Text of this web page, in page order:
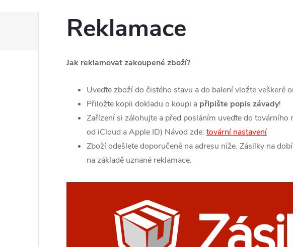
Reklamace
Jak reklamovat zakoupené zboží?
Uveďte zboží do čistého stavu a do balení vložte veškeré
Přiložte kopii dokladu o koupi a připište popis závady!
Zařízení si zálohujte a před posláním uveďte do
od iCloud a Apple ID) Návod zde: tovární nastavení
Zboží odešlete doporučeně na adresu níže. Zásilky na
na základě uznané reklamace.